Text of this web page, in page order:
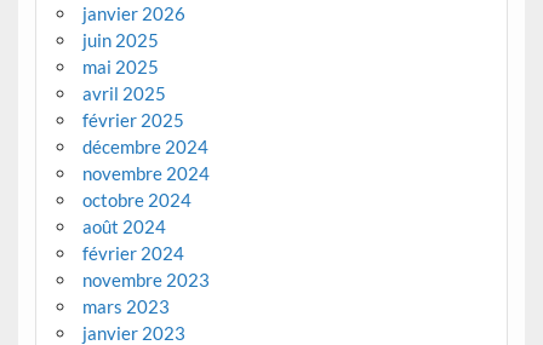
janvier 2026
juin 2025
mai 2025
avril 2025
février 2025
décembre 2024
novembre 2024
octobre 2024
août 2024
février 2024
novembre 2023
mars 2023
janvier 2023